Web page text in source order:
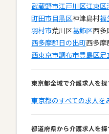
武蔵野市江戸川区江東区
町田市目黒区神津島村福
羽村市荒川区葛飾区西多
西多摩郡日の出町西多摩
西東京市調布市豊島区足
東京都全域で介護求人を探
東京都のすべての求人を
都道府県から介護求人を探